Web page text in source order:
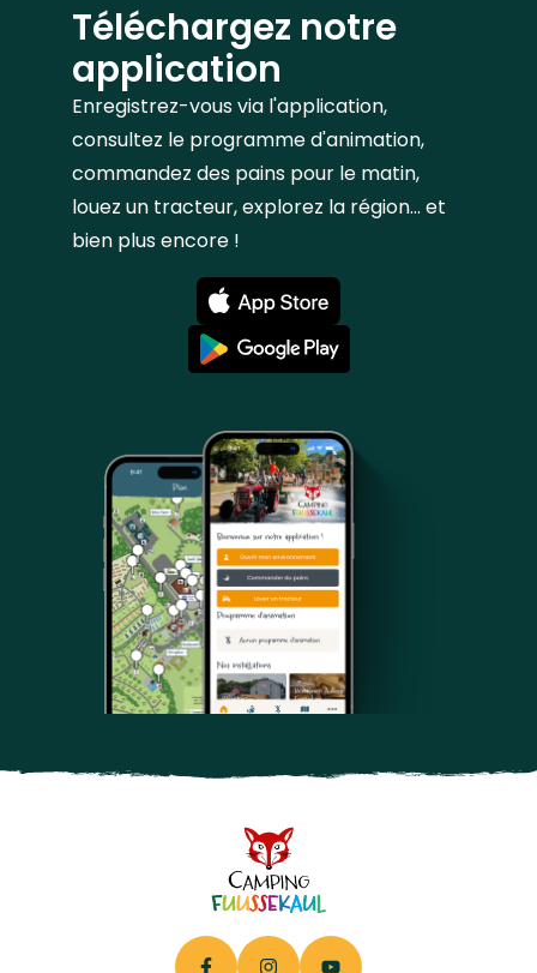
Téléchargez notre
application
Enregistrez-vous via l'application,
consultez le programme d'animation,
commandez des pains pour le matin,
louez un tracteur, explorez la région... et
bien plus encore !